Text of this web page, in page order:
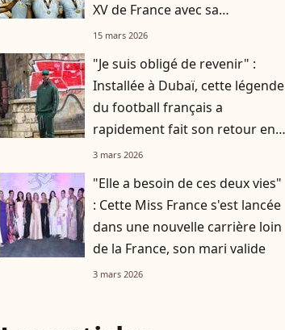
XV de France avec sa
compagne Chiara
15 mars 2026
"Je suis obligé de revenir" :
Installée à Dubaï, cette légende
du football français a
rapidement fait son retour en
France
3 mars 2026
"Elle a besoin de ces deux vies"
: Cette Miss France s'est lancée
dans une nouvelle carrière loin
de la France, son mari valide
3 mars 2026